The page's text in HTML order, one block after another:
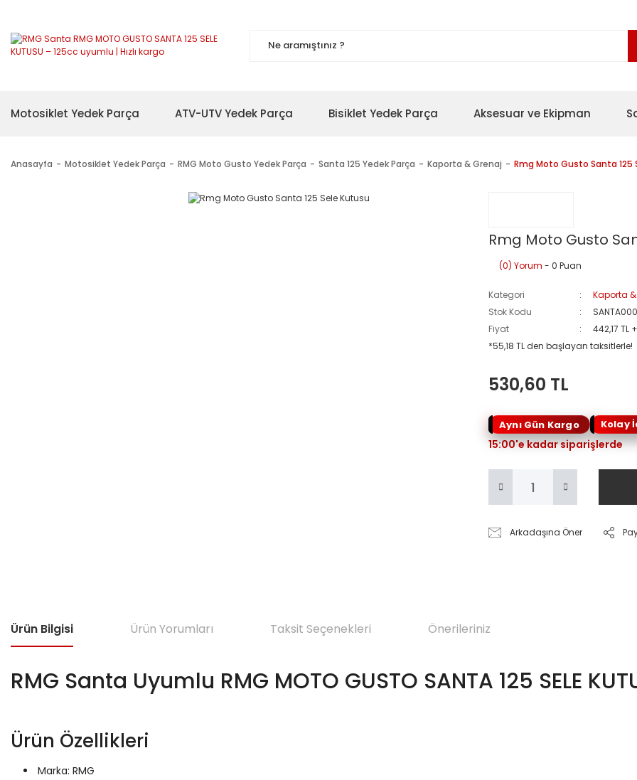
Motosiklet Yedek Parça ATV-UTV Yedek Parça Bisiklet Yedek Parça Aksesuar ve Ekipman
Anasayfa Motosiklet Yedek Parça RMG Moto Gusto Yedek Parça Santa 125 Yedek Parça Kaporta & Grenaj Rmg Moto Gusto Santa 125
Rmg Moto Gusto
(0) Yorum - 0 Puan
Kategori
Kaporta
Stok Kodu
Fiyat
442,17 TL
*55,18 TL den başlayan taksitlerle!
530,60 TL
Aynı Gün Kargo Kolay
15:00'e kadar siparişlerde
Arkadaşına Öner
Ürün Bilgisi Ürün Yorumları Taksit Seçenekleri Önerileriniz
RMG Santa Uyumlu RMG MOTO GUSTO SANTA 125 SELE
Ürün Özellikleri
Marka: RMG